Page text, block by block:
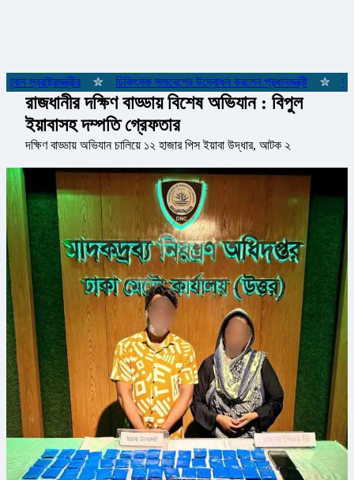
✮ চিকিৎসক সমাবেশের উদ্বোধন করলেন প্রধানমন্ত্রী ✮
রাজধানীর দক্ষিণ বাড্ডায় বিশেষ অভিযান : বিপুল
ইয়াবাসহ দম্পতি গ্রেফতার
দক্ষিণ বাড্ডায় অভিযান চালিয়ে ১২ হাজার পিস ইয়াবা উদ্ধার, আটক ২